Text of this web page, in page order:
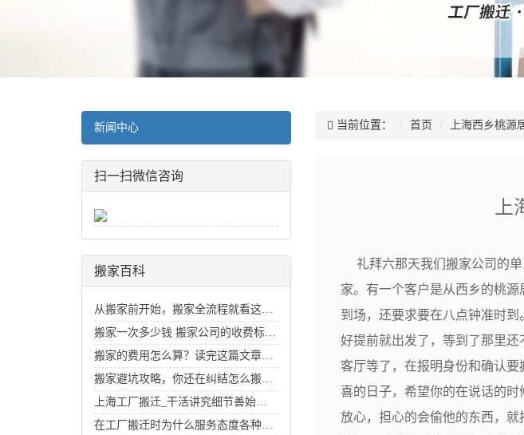
新闻中心
扫一扫微信咨询
搬家百科
从搬家前开始，搬家全流程就看这一篇
搬家一次多少钱 搬家公司的收费标准价目表_搬家费用价格明细
搬家的费用怎么算？读完这篇文章你就知道了
搬家避坑攻略，你还在纠结怎么搬家好么？
上海工厂搬迁_干活讲究细节善始善终
在工厂搬迁时为什么服务态度各种各样
当前位置： 首页 上海西乡桃源
礼拜六那天我们搬家公司的单
家。有一个客户是从西乡的桃
到场，还要求要在八点钟准时
好提前就出发了，等到了那里
客厅等了，在报明身份和确认
喜的日子，希望你的在说话的
放心，担心的会偷他的东西，